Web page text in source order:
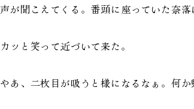
が聞こえてくる。番頭に座っていた奈
ッと笑って近づいて来た。
あ、二枚目が吸うと様になるなぁ。何か